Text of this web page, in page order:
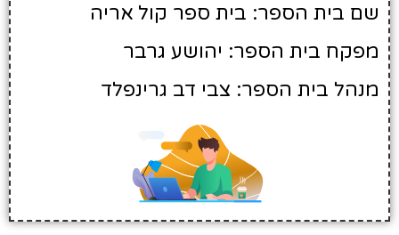
שם בית הספר: בית ספר קול אריה
מפקח בית הספר: יהושע גרבר
מנהל בית הספר: צבי דב גרינפלד